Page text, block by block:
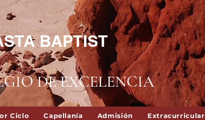
BAPTIST
DE EXCELENCIA
Ciclo Capellanía Admisión Extracurricular